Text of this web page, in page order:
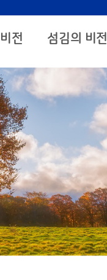
전 섬김의 비전